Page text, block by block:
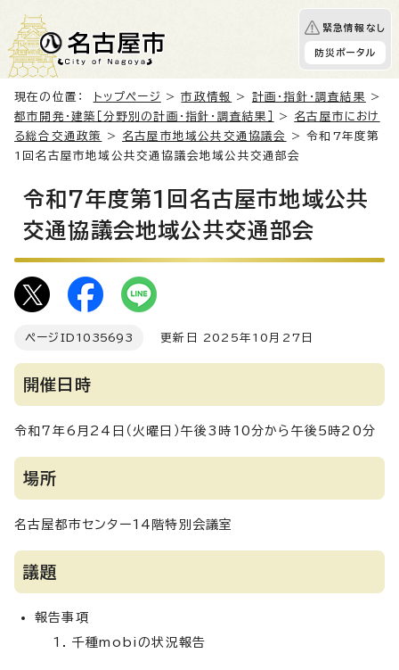
緊急情報なし
防災ポータル
現在の位置： トップページ >市政情報 > 計画・指針・調査結果
>
都市開発・建築［分野別の計画・指針・調査結果］
> 名古屋市におけ
る総合交通政策
> 名古屋市地域公共交通協議会
> 令和7年度第
1回名古屋市地域公共交通協議会地域公共交通部会
令和7年度第1回名古屋市地域公共
交通協議会地域公共交通部会
ページID 1035693 更新日 2025年10月27日
開催日時
令和7年6月24日（火曜日）午後3時10分から午後5時20分
場所
名古屋都市センター14階特別会議室
議題
報告事項
千種mobiの状況報告